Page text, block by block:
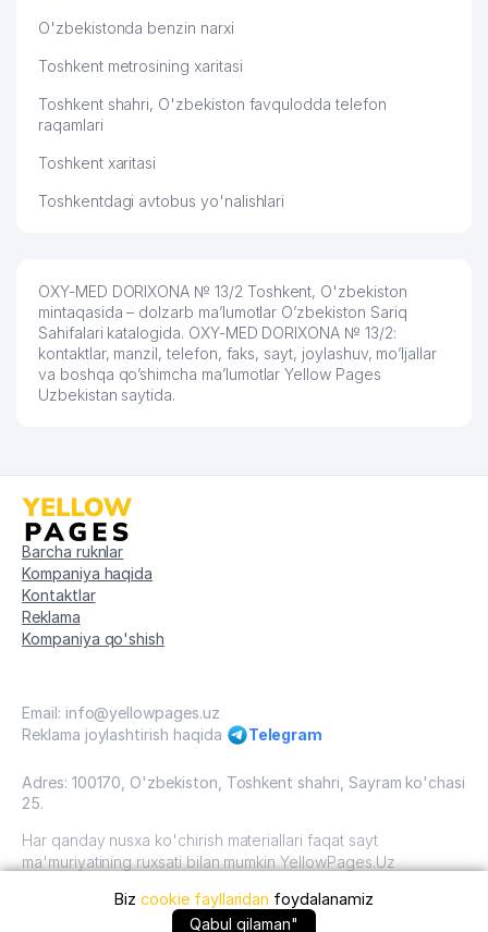
O'zbekistonda benzin narxi
Toshkent metrosining xaritasi
Toshkent shahri, O'zbekiston favqulodda telefon
raqamlari
Toshkent xaritasi
Toshkentdagi avtobus yo'nalishlari
OXY-MED DORIXONA № 13/2 Toshkent, O'zbekiston
mintaqasida – dolzarb ma’lumotlar O’zbekiston Sariq
Sahifalari katalogida. OXY-MED DORIXONA № 13/2:
kontaktlar, manzil, telefon, faks, sayt, joylashuv, mo’ljallar
va boshqa qo’shimcha ma’lumotlar Yellow Pages
Uzbekistan saytida.
+99895 ... qo'ng'iroq qilish
Barcha ruknlar
Kompaniya haqida
Kontaktlar
Reklama
Kompaniya qo'shish
Email: info@yellowpages.uz
Reklama joylashtirish haqida
Telegram
Adres: 100170, O'zbekiston, Toshkent shahri, Sayram ko'chasi
25.
Har qanday nusxa ko'chirish materiallari faqat sayt
ma'muriyatining ruxsati bilan mumkin YellowPages.Uz
O'zbekiston, 2009 - 2026 / O'zbekiston "sariq
sahifalar"mualliflik huquqi. Barcha huquqlar himoyalangan.
Bizcookie fayllaridan foydalanamiz
Qabul qilaman"